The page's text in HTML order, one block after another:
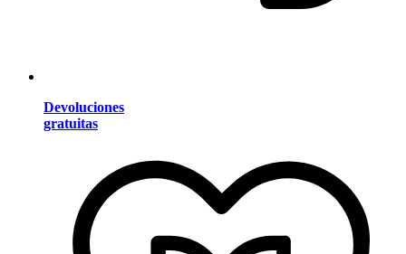
Devoluciones
gratuitas